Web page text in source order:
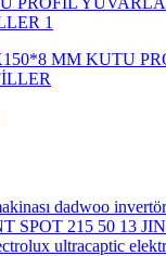
MM KUTU
dadwoo
SPOT 215 50 13
ultracaptic